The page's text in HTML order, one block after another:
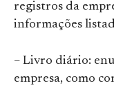
registros da
informações
– Livro diário:
empresa, como